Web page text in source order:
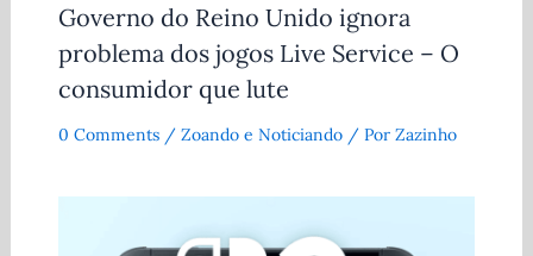
Governo do Reino Unido ignora
problema dos jogos Live Service – O
consumidor que lute
0 Comments / Zoando e Noticiando/ Por Zazinho